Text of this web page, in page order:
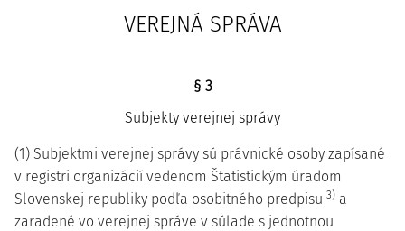
VEREJNÁ SPRÁVA
§ 3
Subjekty verejnej správy
(1) Subjektmi verejnej správy sú právnické osoby zapísané
v registri organizácií vedenom Štatistickým úradom
Slovenskej republiky podľa osobitného predpisu 3) a
zaradené vo verejnej správe v súlade s jednotnou